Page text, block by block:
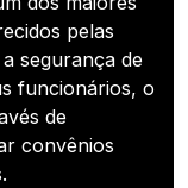
pelas
segurança de
funcionários, o
de
convênios